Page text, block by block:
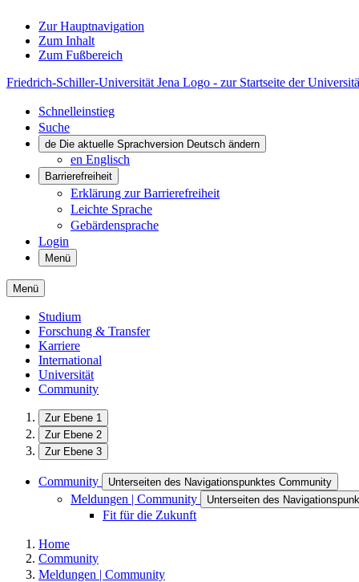
Zur Hauptnavigation
Zum Inhalt
Zum Fußbereich
Friedrich-Schiller-Universität Jena Logo - zur Startseite der
Schnelleinstieg
Suche
de Die aktuelle Sprachversion Deutsch ändern
en Englisch
Barrierefreiheit
Erklärung zur Barrierefreiheit
Leichte Sprache
Gebärdensprache
Login
Menü
Menü
Studium
Forschung & Transfer
Karriere
International
Universität
Community
Zur Ebene 1
Zur Ebene 2
Zur Ebene 3
Community Unterseiten des Navigationspunktes Community
Meldungen | Community Unterseiten des
Fit für die Zukunft
Home
Community
Meldungen | Community